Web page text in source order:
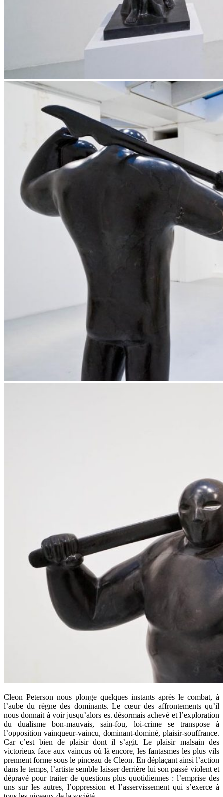
Cleon Peterson nous plonge quelques instants après le combat, à
l’aube du règne des dominants. Le cœur des affrontements qu’il
nous donnait à voir jusqu’alors est désormais achevé et l’exploration
du dualisme bon-mauvais, sain-fou, loi-crime se transpose à
l’opposition vainqueur-vaincu, dominant-dominé, plaisir-souffrance.
Car c’est bien de plaisir dont il s’agit. Le plaisir malsain des
victorieux face aux vaincus où là encore, les fantasmes les plus vils
prennent forme sous le pinceau de Cleon. En déplaçant ainsi l’action
dans le temps, l’artiste semble laisser derrière lui son passé violent et
dépravé pour traiter de questions plus quotidiennes : l’emprise des
uns sur les autres, l’oppression et l’asservissement qui s’exerce à